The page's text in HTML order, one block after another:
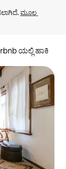
ಮೂಲ
ಯಲ್ಲಿ ಹಾಕಿ